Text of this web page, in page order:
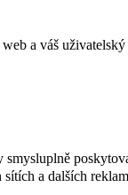
a váš
smysluplně
a dalších